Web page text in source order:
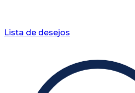
Lista de desejos